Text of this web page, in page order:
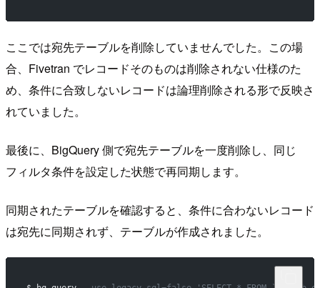
ここでは宛先テーブルを削除していませんでした。この場
合、Fivetran でレコードそのものは削除されない仕様のた
め、条件に合致しないレコードは論理削除される形で反映さ
れていました。
最後に、BigQuery 側で宛先テーブルを一度削除し、同じ
フィルタ条件を設定した状態で再同期します。
同期されたテーブルを確認すると、条件に合わないレコード
は宛先に同期されず、テーブルが作成されました。